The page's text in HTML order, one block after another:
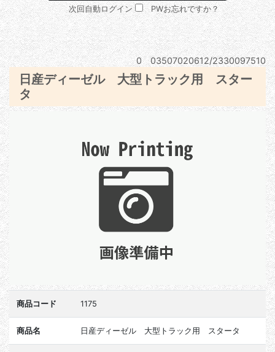
次回自動ログイン PWお忘れですか？
0 03507020612/2330097510
日産ディーゼル 大型トラック用 スター
タ
商品コード 1175
商品名 日産ディーゼル 大型トラック用 スタータ